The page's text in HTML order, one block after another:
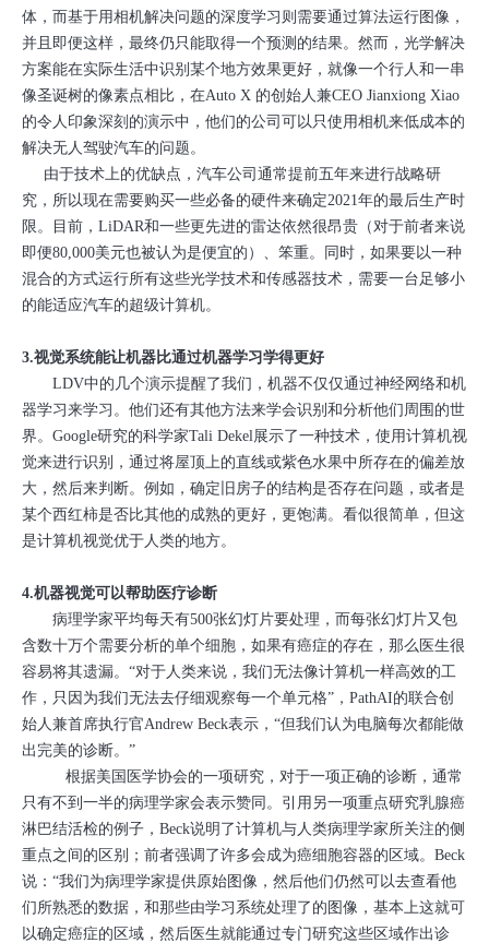
体，而基于用相机解决问题的深度学习则需要通过算法运行图像，
并且即便这样，最终仍只能取得一个预测的结果。然而，光学解决
方案能在实际生活中识别某个地方效果更好，就像一个行人和一串
像圣诞树的像素点相比，在Auto X 的创始人兼CEO Jianxiong Xiao
的令人印象深刻的演示中，他们的公司可以只使用相机来低成本的
解决无人驾驶汽车的问题。
由于技术上的优缺点，汽车公司通常提前五年来进行战略研
究，所以现在需要购买一些必备的硬件来确定2021年的最后生产时
限。目前，LiDAR和一些更先进的雷达依然很昂贵（对于前者来说
即便80,000美元也被认为是便宜的）、笨重。同时，如果要以一种
混合的方式运行所有这些光学技术和传感器技术，需要一台足够小
的能适应汽车的超级计算机。
3.视觉系统能让机器比通过机器学习学得更好
LDV中的几个演示提醒了我们，机器不仅仅通过神经网络和机
器学习来学习。他们还有其他方法来学会识别和分析他们周围的世
界。Google研究的科学家Tali Dekel展示了一种技术，使用计算机视
觉来进行识别，通过将屋顶上的直线或紫色水果中所存在的偏差放
大，然后来判断。例如，确定旧房子的结构是否存在问题，或者是
某个西红柿是否比其他的成熟的更好，更饱满。看似很简单，但这
是计算机视觉优于人类的地方。
4.机器视觉可以帮助医疗诊断
病理学家平均每天有500张幻灯片要处理，而每张幻灯片又包
含数十万个需要分析的单个细胞，如果有癌症的存在，那么医生很
容易将其遗漏。“对于人类来说，我们无法像计算机一样高效的工
作，只因为我们无法去仔细观察每一个单元格”，PathAI的联合创
始人兼首席执行官Andrew Beck表示，“但我们认为电脑每次都能做
出完美的诊断。”
根据美国医学协会的一项研究，对于一项正确的诊断，通常
只有不到一半的病理学家会表示赞同。引用另一项重点研究乳腺癌
淋巴结活检的例子，Beck说明了计算机与人类病理学家所关注的侧
重点之间的区别；前者强调了许多会成为癌细胞容器的区域。Beck
说：“我们为病理学家提供原始图像，然后他们仍然可以去查看他
们所熟悉的数据，和那些由学习系统处理了的图像，基本上这就可
以确定癌症的区域，然后医生就能通过专门研究这些区域作出诊